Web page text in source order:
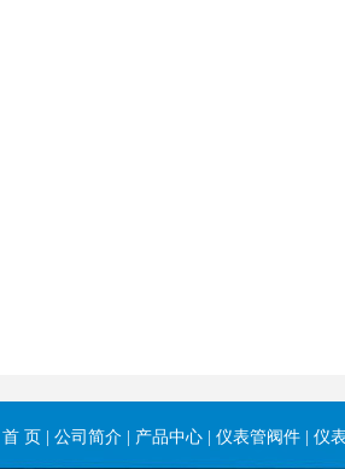
首 页 公司简介| 产品中心| 仪表管阀件| 仪